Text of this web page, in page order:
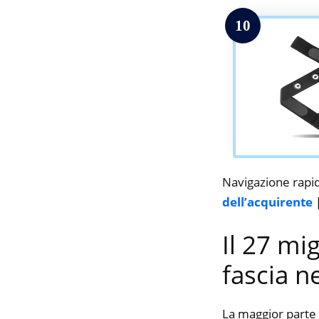
10
Navigazione
dell’acquirente
Il 27
fascia
La maggior